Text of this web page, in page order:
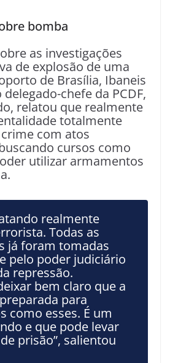
bomba
as investigações
de explosão de uma
de Brasília, Ibaneis
chefe da PCDF,
relatou que realmente
totalmente
com atos
cursos como
utilizar armamentos
realmente
Todas as
já foram tomadas
pelo poder judiciário
repressão.
bem claro que a
para
como esses. É um
e que pode levar
prisão”, salientou